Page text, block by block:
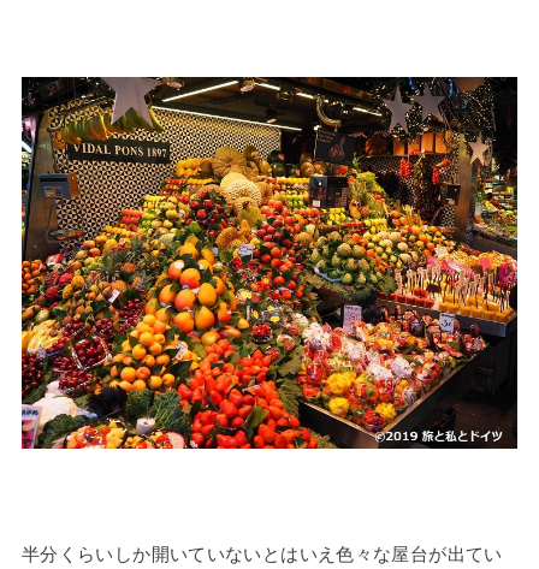
半分くらいしか開いていないとはいえ色々な屋台が出てい